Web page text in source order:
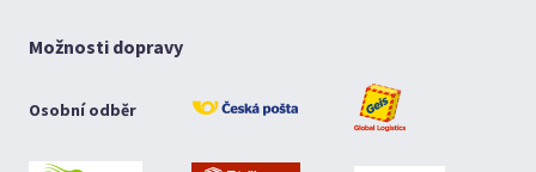
Možnosti dopravy
Osobní odběr